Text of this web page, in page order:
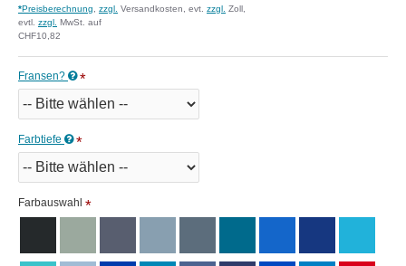
*Preisberechnung zzgl. Versandkosten, evt. zzgl. Zoll,
evtl. zzgl. MwSt. auf
CHF10,82
Fransen?
Farbtiefe
Farbauswahl